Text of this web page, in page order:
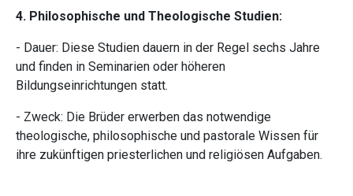
4. Philosophische und Theologische Studien:
- Dauer: Diese Studien dauern in der Regel sechs Jahre
und finden in Seminarien oder höheren
Bildungseinrichtungen statt.
- Zweck: Die Brüder erwerben das notwendige
theologische, philosophische und pastorale Wissen für
ihre zukünftigen priesterlichen und religiösen Aufgaben.